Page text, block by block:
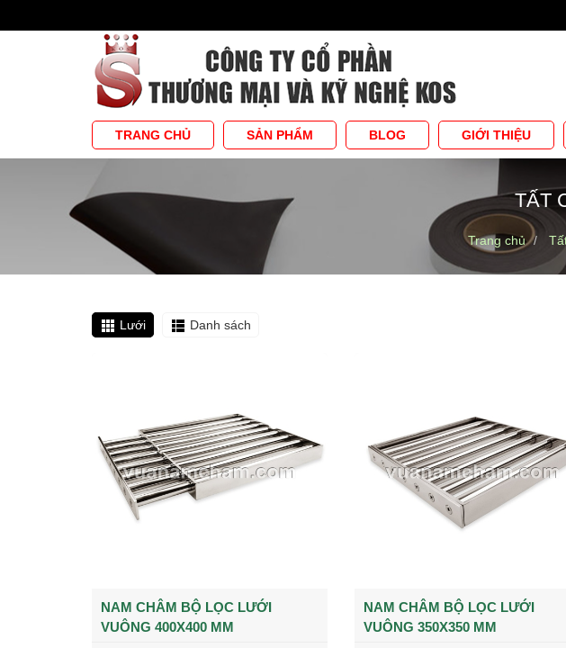
TRANG CHỦ SẢN PHẨM BLOG GIỚI THIỆU
TẤT
Trang chủ
Lưới Danh sách
NAM CHÂM BỘ LỌC LƯỚI
VUÔNG 400X400 MM
NAM CHÂM BỘ LỌC LƯỚI
VUÔNG 350X350 MM